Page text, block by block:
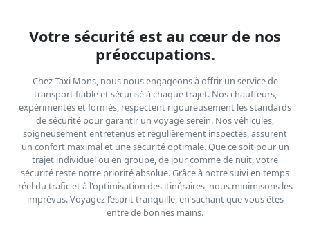
Votre sécurité est au cœur de nos
préoccupations.
Chez Taxi Mons, nous nous engageons à offrir un service de
transport fiable et sécurisé à chaque trajet. Nos chauffeurs,
expérimentés et formés, respectent rigoureusement les standards
de sécurité pour garantir un voyage serein. Nos véhicules,
soigneusement entretenus et régulièrement inspectés, assurent
un confort maximal et une sécurité optimale. Que ce soit pour un
trajet individuel ou en groupe, de jour comme de nuit, votre
sécurité reste notre priorité absolue. Grâce à notre suivi en temps
réel du trafic et à l'optimisation des itinéraires, nous minimisons les
imprévus. Voyagez l’esprit tranquille, en sachant que vous êtes
entre de bonnes mains.